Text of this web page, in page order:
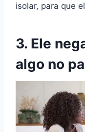
isolar, para que
3. Ele
algo no